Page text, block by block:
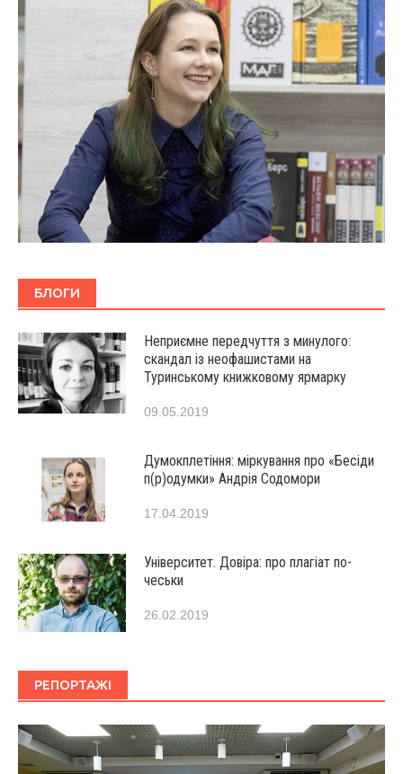
БЛОГИ
Неприємне передчуття з минулого:
скандал із неофашистами на
Туринському книжковому ярмарку
09.05.2019
Думокплетіння: міркування про «Бесіди
п(р)одумки» Андрія Содомори
17.04.2019
Університет. Довіра: про плагіат по-
чеськи
26.02.2019
РЕПОРТАЖІ